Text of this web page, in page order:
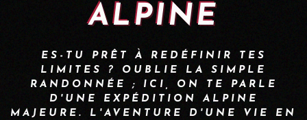
ALPINE
ES-TU PRÊT À REDÉFINIR TES
LIMITES ? OUBLIE LA SIMPLE
RANDONNÉE ; ICI, ON TE PARLE
D'UNE EXPÉDITION ALPINE
MAJEURE. L'AVENTURE D'UNE VIE EN